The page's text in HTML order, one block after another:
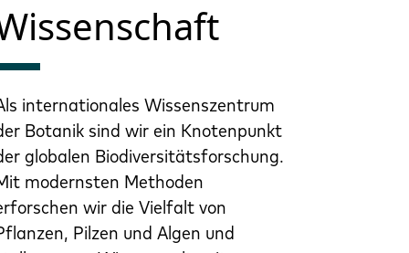
internationales Wissenszentrum
Botanik sind wir ein Knotenpunkt
globalen Biodiversitätsforschung.
modernsten Methoden
wir die Vielfalt von
Pilzen und Algen und